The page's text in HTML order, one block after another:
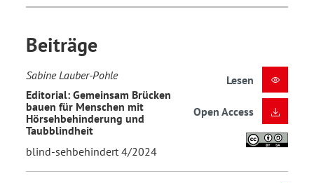
Beiträge
Sabine Lauber-Pohle
Editorial: Gemeinsam Brücken
bauen für Menschen mit
Hörsehbehinderung und
Taubblindheit
blind-sehbehindert 4/2024
Lesen
Open Access